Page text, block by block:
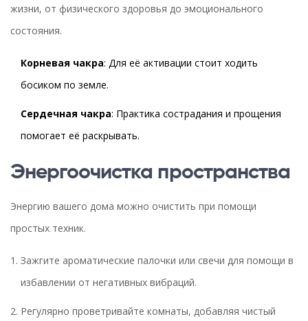
жизни, от физического здоровья до эмоционального
состояния.
Корневая чакра: Для её активации стоит ходить
босиком по земле.
Сердечная чакра: Практика сострадания и прощения
помогает её раскрывать.
Энергоочистка пространства
Энергию вашего дома можно очистить при помощи
простых техник.
Зажгите ароматические палочки или свечи для помощи в
избавлении от негативных вибраций.
Регулярно проветривайте комнаты, добавляя чистый